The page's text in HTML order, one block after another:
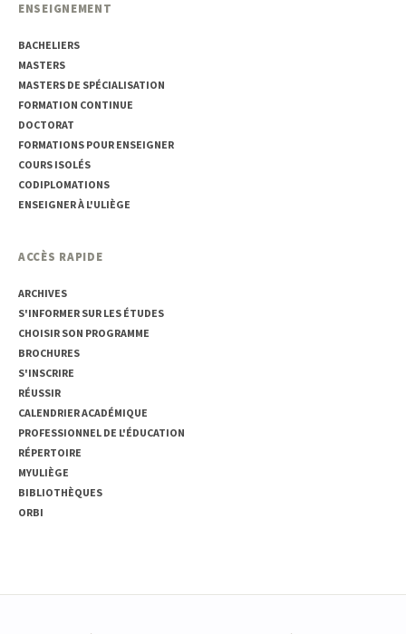
ENSEIGNEMENT
BACHELIERS
MASTERS
MASTERS DE SPÉCIALISATION
FORMATION CONTINUE
DOCTORAT
FORMATIONS POUR ENSEIGNER
COURS ISOLÉS
CODIPLOMATIONS
ENSEIGNER À L'ULIÈGE
ACCÈS RAPIDE
ARCHIVES
S'INFORMER SUR LES ÉTUDES
CHOISIR SON PROGRAMME
BROCHURES
S'INSCRIRE
RÉUSSIR
CALENDRIER ACADÉMIQUE
PROFESSIONNEL DE L'ÉDUCATION
RÉPERTOIRE
MYULIÈGE
BIBLIOTHÈQUES
ORBI